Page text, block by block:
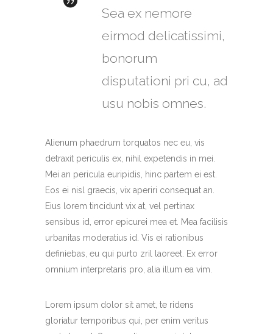
Sea ex nemore
eirmod delicatissimi,
bonorum
disputationi pri cu, ad
usu nobis omnes.
Alienum phaedrum torquatos nec eu, vis
detraxit periculis ex, nihil expetendis in mei.
Mei an pericula euripidis, hinc partem ei est.
Eos ei nisl graecis, vix aperiri consequat an.
Eius lorem tincidunt vix at, vel pertinax
sensibus id, error epicurei mea et. Mea facilisis
urbanitas moderatius id. Vis ei rationibus
definiebas, eu qui purto zril laoreet. Ex error
omnium interpretaris pro, alia illum ea vim.
Lorem ipsum dolor sit amet, te ridens
gloriatur temporibus qui, per enim veritus